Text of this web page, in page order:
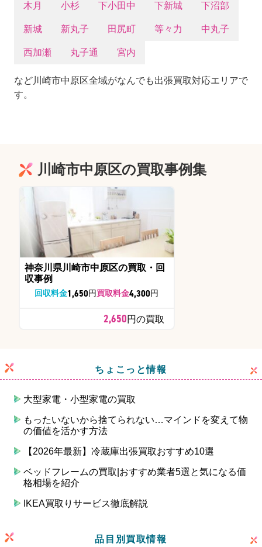
木月 小杉 下小田中 下新城 下沼部
新城 新丸子 田尻町 等々力 中丸子
西加瀬 丸子通 宮内
など川崎市中原区全域がなんでも出張買取対応エリアで
す。
川崎市中原区の買取事例集
神奈川県川崎市中原区の買取・回
収事例
回収料金1,650円買取料金4,300円
2,650円の買取
ちょこっと情報
大型家電・小型家電の買取
もったいないから捨てられない…マインドを変えて物
の価値を活かす方法
【2026年最新】冷蔵庫出張買取おすすめ10選
ベッドフレームの買取|おすすめ業者5選と気になる価
格相場を紹介
IKEA買取りサービス徹底解説
品目別買取情報